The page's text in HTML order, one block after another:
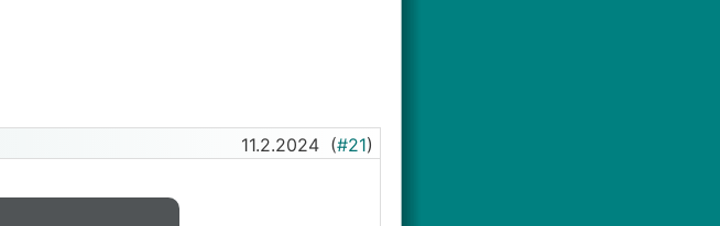
11.2.2024 (#21)